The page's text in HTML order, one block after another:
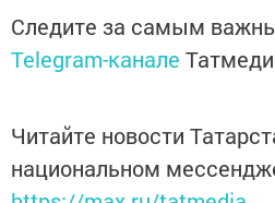
Следите за самым
Telegram-канале
Читайте новости
национальном